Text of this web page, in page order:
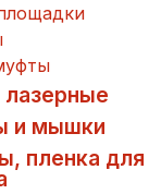
и мышки
пленка для